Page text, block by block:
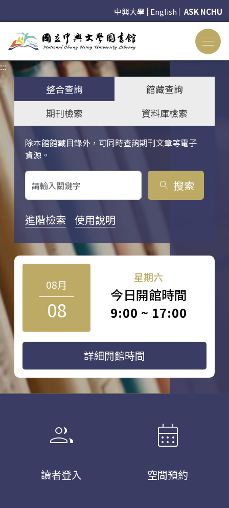
中興大學 English ASK NCHU
:::
整合查詢
館藏查詢
期刊檢索
資料庫檢索
除本館館藏目錄外，可同時查詢期刊文章等電子
資源。
關鍵字搜尋
search 搜索
進階檢索 使用說明
08月
08
星期六
今日開館時間
9:00 ~ 17:00
詳細開館時間
group
讀者登入
calendar_month
空間預約